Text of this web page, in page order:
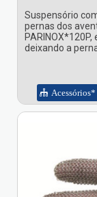
Suspensório
pernas dos
deixando a
Acessórios*